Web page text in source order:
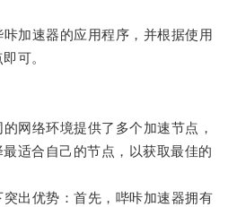
速器的应用程序，并根据使用
可。
络环境提供了多个加速节点，
适合自己的节点，以获取最佳的
出优势：首先，哔咔加速器拥有